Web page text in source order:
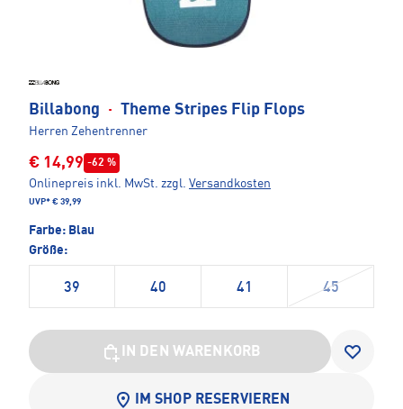
Billabong · Theme Stripes Flip Flops
Herren Zehentrenner
€ 14,99 -62 %
Onlinepreis inkl. MwSt. zzgl. Versandkosten
UVP* € 39,99
Farbe: Blau
Größe:
39 40 41 45
IN DEN WARENKORB
IM SHOP RESERVIEREN